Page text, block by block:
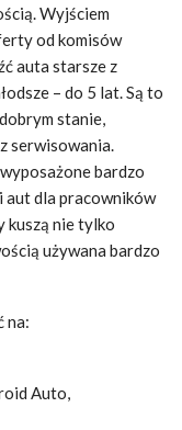
Wyjściem
od komisów
auta starsze z
– do 5 lat. Są to
stanie,
serwisowania.
bardzo
aut dla pracowników
kuszą nie tylko
używana bardzo
na:
Auto,